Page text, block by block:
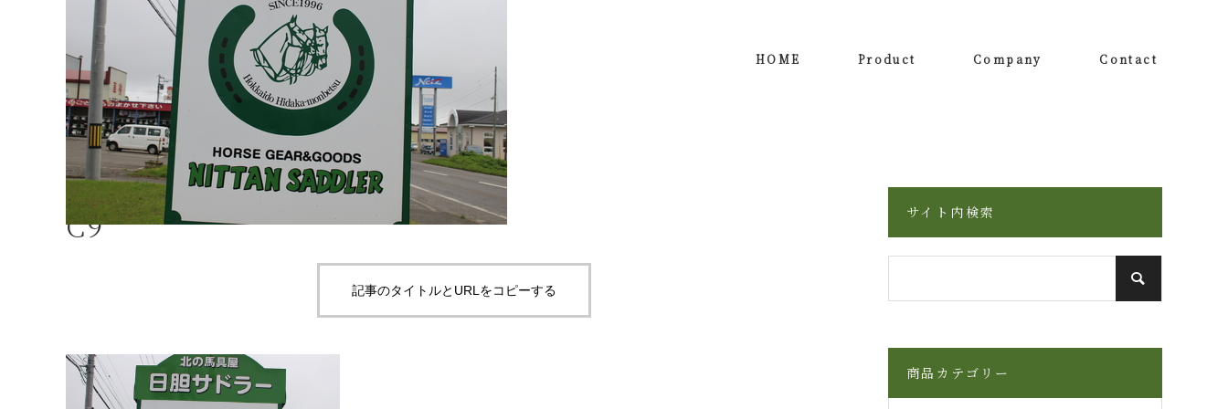
HOME Product Company Contact
Product C9
C9
記事のタイトルとURLをコピーする
サイト内検索
商品カテゴリー